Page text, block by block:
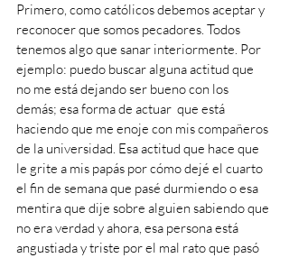
Primero, como católicos debemos aceptar y
reconocer que somos pecadores. Todos
tenemos algo que sanar interiormente. Por
ejemplo: puedo buscar alguna actitud que
no me está dejando ser bueno con los
demás; esa forma de actuar  que está
haciendo que me enoje con mis compañeros
de la universidad. Esa actitud que hace que
le grite a mis papás por cómo dejé el cuarto
el fin de semana que pasé durmiendo o esa
mentira que dije sobre alguien sabiendo que
no era verdad y ahora, esa persona está
angustiada y triste por el mal rato que pasó